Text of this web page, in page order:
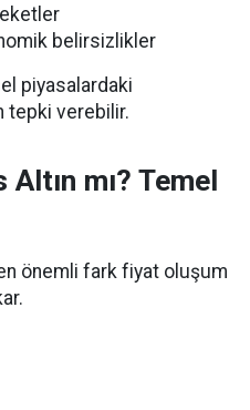
belirsizlikler
piyasalardaki
tepki verebilir.
Altın mı? Temel
en önemli fark fiyat oluşum